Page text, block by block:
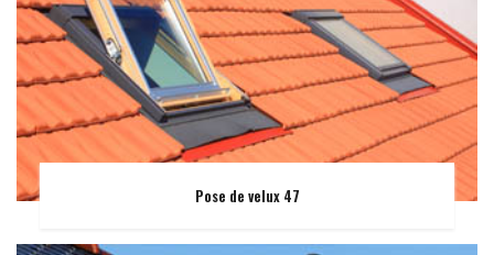
Pose de velux 47